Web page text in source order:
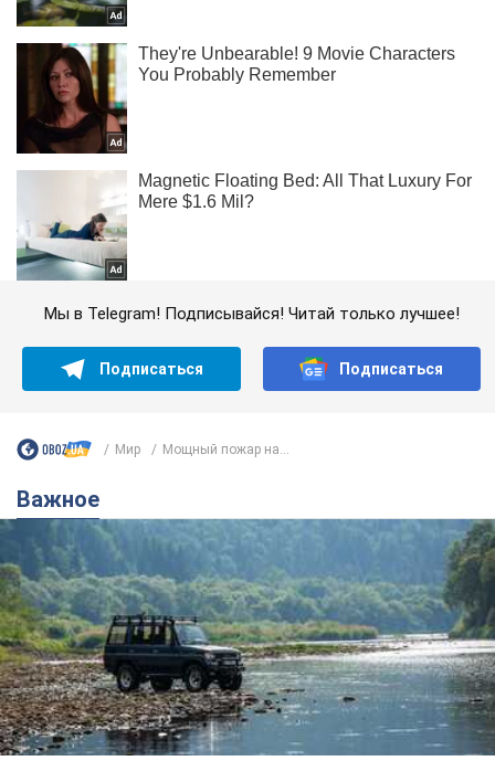
Мы в Telegram! Подписывайся! Читай только лучшее!
Подписаться Подписаться
Мир Мощный пожар на...
Важное